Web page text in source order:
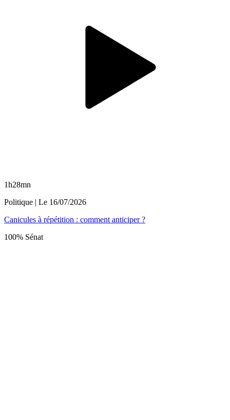
1h28mn
Politique | Le 16/07/2026
Canicules à répétition : comment anticiper ?
100% Sénat